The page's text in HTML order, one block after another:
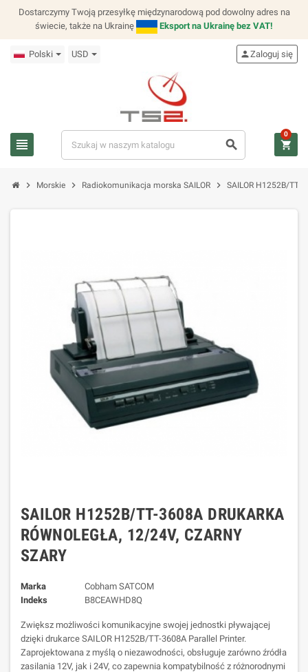
Dostarczymy Twoją przesyłkę międzynarodową pod dowolny adres na
świecie, także na Ukrainę
Eksport na Ukrainę bez VAT!
Polski USD
view_headline search
personZaloguj się
shopping_cart
0
chevron_right Morskie chevron_right Radiokomunikacja morska SAILOR chevron_right SAILOR H1252B/TT-
SAILOR H1252B/TT-3608A DRUKARKA
RÓWNOLEGŁA, 12/24V, CZARNY
SZARY
Marka
Cobham SATCOM
Indeks
B8CEAWHD8Q
Zwiększ możliwości komunikacyjne swojej jednostki pływającej
dzięki drukarce SAILOR H1252B/TT-3608A Parallel Printer.
Zaprojektowana z myślą o niezawodności, obsługuje zarówno źródła
zasilania 12V, jak i 24V, co zapewnia kompatybilność z różnorodnymi